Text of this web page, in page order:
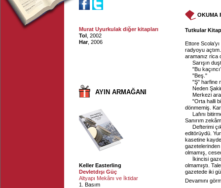
Murat Uyurkulak diğer kitapları
Tol , 2002
Har, 2006
AYIN ARMAĞANI
Keller Easterling
Devletdışı Güç
Altyapı Mekânı ve İktidar
1. Basım
OKUMA
Tutkular
Ettore
radyoyu
aramanız rica
Sarışın
"Bu
"Beş."
"Ş" harfine
Neden
Merkezi
"Orta halli
dönmemiş.
Lafını
Sanırım
Defterimi
editörüydü.
kasetine
olmamış,
İkincisi
olmamıştı.
gazetede iki
Devamını